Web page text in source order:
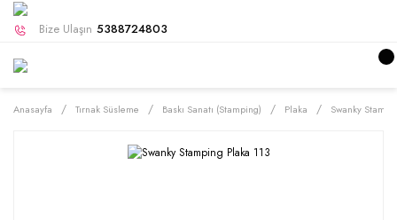
Bize Ulaşın 5388724803
Anasayfa Tırnak Süsleme Baskı Sanatı (Stamping) Plaka Swanky